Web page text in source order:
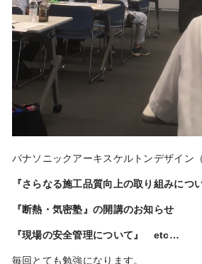
パナソニックアーキスケルトンデザイン
『さらなる施工品質向上の取り組みについ
『断熱・気密塾』の開講のお知らせ
『現場の安全管理について』 etc…
毎回とても勉強になります。